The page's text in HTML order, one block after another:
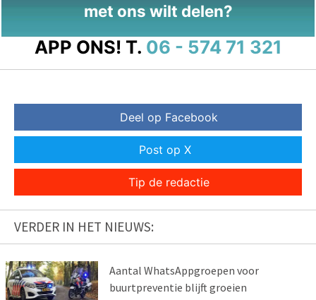
met ons wilt delen?
APP ONS! T. 06 - 574 71 321
Deel op Facebook
Post op X
Tip de redactie
VERDER IN HET NIEUWS:
Aantal WhatsAppgroepen voor
buurtpreventie blijft groeien